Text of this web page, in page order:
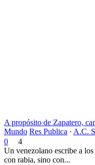
A propósito de Zapatero,
Mundo Res Publica · A.C.
0
4
Un venezolano escribe a
con rabia, sino con...